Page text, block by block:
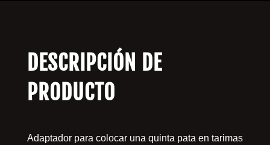
DESCRIPCIÓN DE
PRODUCTO
Adaptador para colocar una quinta pata en tarimas